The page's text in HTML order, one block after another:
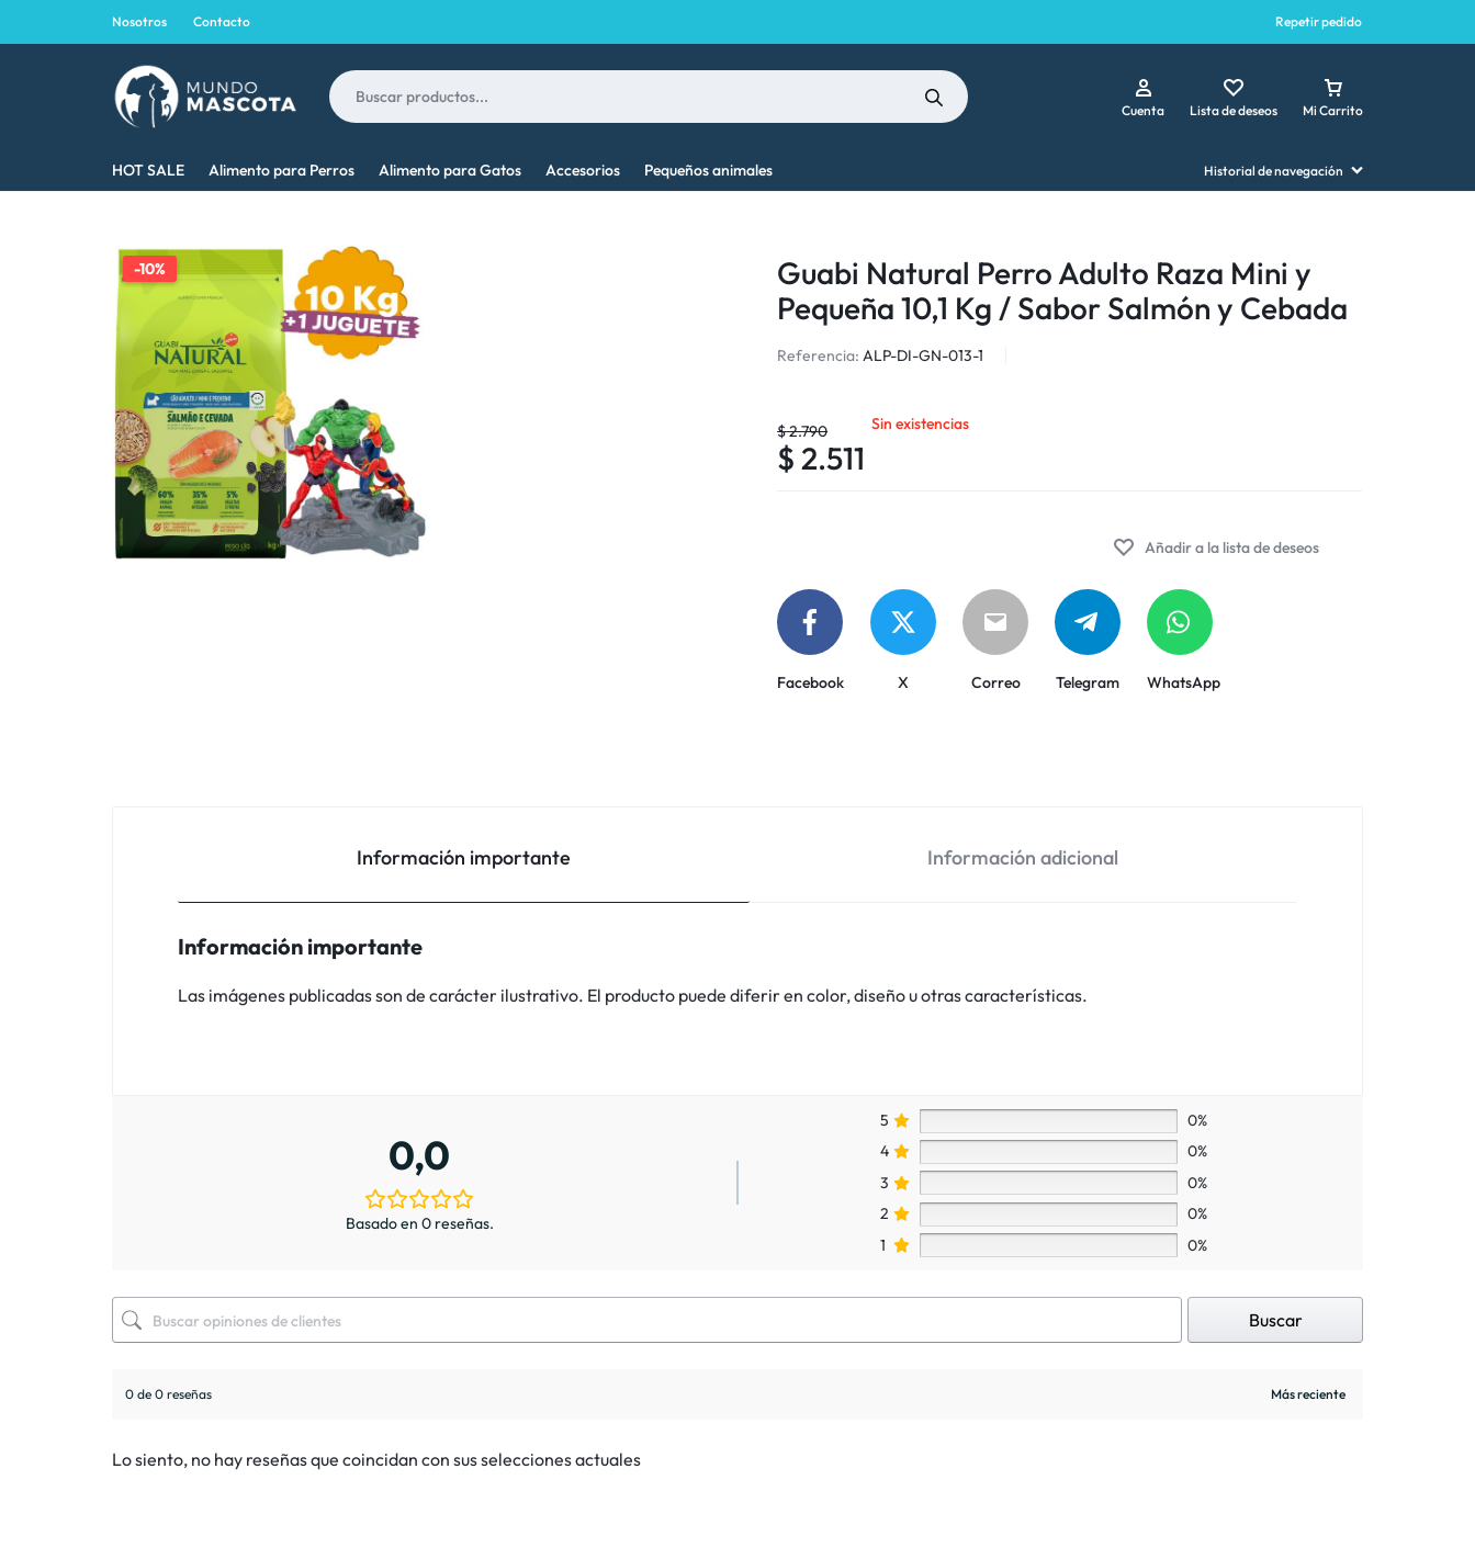
Nosotros Contacto Repetir pedido
MASCOTA
MEJOR
PARA
TU
MASCOTA
Cuenta Lista de deseos Mi Carrito
HOT SALE Alimento para Perros Alimento para Gatos Accesorios Pequeños animales Historial de navegación
-10%
Guabi Natural Perro Adulto Raza Mini y
Pequeña 10,1 Kg / Sabor Salmón y Cebada
Referencia: ALP-DI-GN-013-1
$2.790
$ 2.511
Sin existencias
Añadir a la lista de deseos
Facebook X Correo Telegram WhatsApp
Información importante Información adicional
Información importante
Las imágenes publicadas son de carácter ilustrativo. El producto puede diferir en color, diseño u otras características.
0,0
Basado en 0 reseñas.
5
0%
4
0%
3
0%
2
0%
1
0%
Buscar
0 de 0 reseñas
Lo siento, no hay reseñas que coincidan con sus selecciones actuales